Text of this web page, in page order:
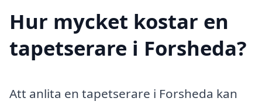
Hur mycket kostar en
tapetserare i Forsheda?
Att anlita en tapetserare i Forsheda kan